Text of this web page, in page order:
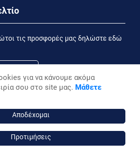
τις προσφορές μας δηλώστε εδώ
από την
ενημερωτικά email
by Stonewave
για να κάνουμε ακόμα
σου στο site μας. Μάθετε
Αποδέχομαι
Προτιμήσεις